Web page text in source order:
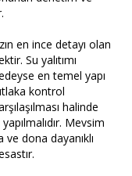
en ince detayı olan
Su yalıtımı
en temel yapı
kontrol
halinde
Mevsim
dona dayanıklı